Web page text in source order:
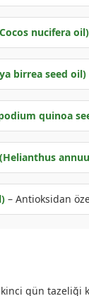
nucifera oil)
birrea seed oil)
quinoa
– Antioksidan
ikinci gün